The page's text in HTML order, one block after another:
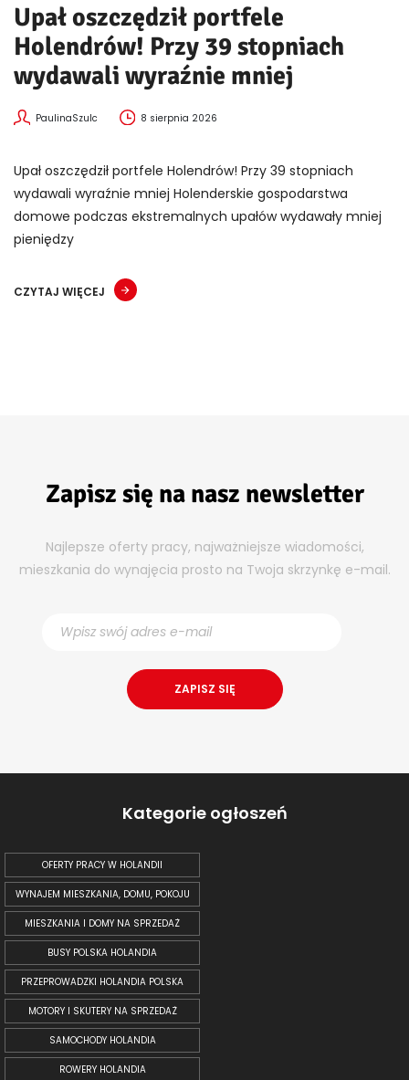
Upał oszczędził portfele
Holendrów! Przy 39 stopniach
wydawali wyraźnie mniej
PaulinaSzulc 8 sierpnia 2026
Upał oszczędził portfele Holendrów! Przy 39 stopniach
wydawali wyraźnie mniej Holenderskie gospodarstwa
domowe podczas ekstremalnych upałów wydawały mniej
pieniędzy
CZYTAJ WIĘCEJ
Zapisz się na nasz newsletter
Najlepsze oferty pracy, najważniejsze wiadomości,
mieszkania do wynajęcia prosto na Twoja skrzynkę e-mail.
Kategorie ogłoszeń
OFERTY PRACY W HOLANDII
WYNAJEM MIESZKANIA, DOMU, POKOJU
MIESZKANIA I DOMY NA SPRZEDAŻ
BUSY POLSKA HOLANDIA
PRZEPROWADZKI HOLANDIA POLSKA
MOTORY I SKUTERY NA SPRZEDAŻ
SAMOCHODY HOLANDIA
ROWERY HOLANDIA